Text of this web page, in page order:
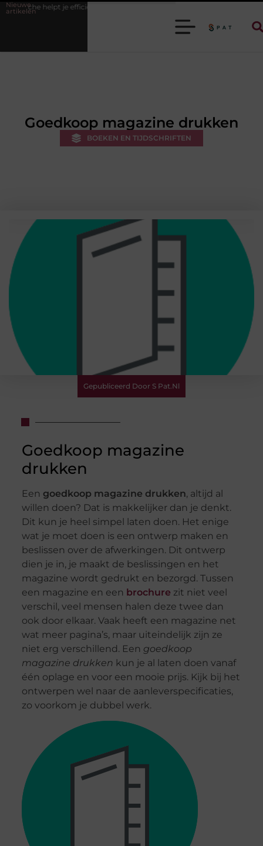
Nieuwe
artikelen
efficiënter werken
Goedkoop magazine drukken
BOEKEN EN TIJDSCHRIFTEN
Gepubliceerd Door S Pat.nl
Goedkoop magazine
drukken
Een goedkoop magazine drukken, altijd al
willen doen? Dat is makkelijker dan je denkt.
Dit kun je heel simpel laten doen. Het enige
wat je moet doen is een ontwerp maken en
beslissen over de afwerkingen. Dit ontwerp
dien je in, je maakt de beslissingen en het
magazine wordt gedrukt en bezorgd. Tussen
een magazine en een brochure zit niet veel
verschil, veel mensen halen deze twee dan
ook door elkaar. Vaak heeft een magazine net
wat meer pagina’s, maar uiteindelijk zijn ze
niet erg verschillend. Een goedkoop
magazine drukken kun je al laten doen vanaf
één oplage en voor een mooie prijs. Kijk bij het
ontwerpen wel naar de aanleverspecificaties,
zo voorkom je dubbel werk.